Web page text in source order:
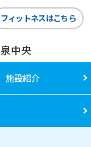
中央
フィットネスはこちら
施設紹介